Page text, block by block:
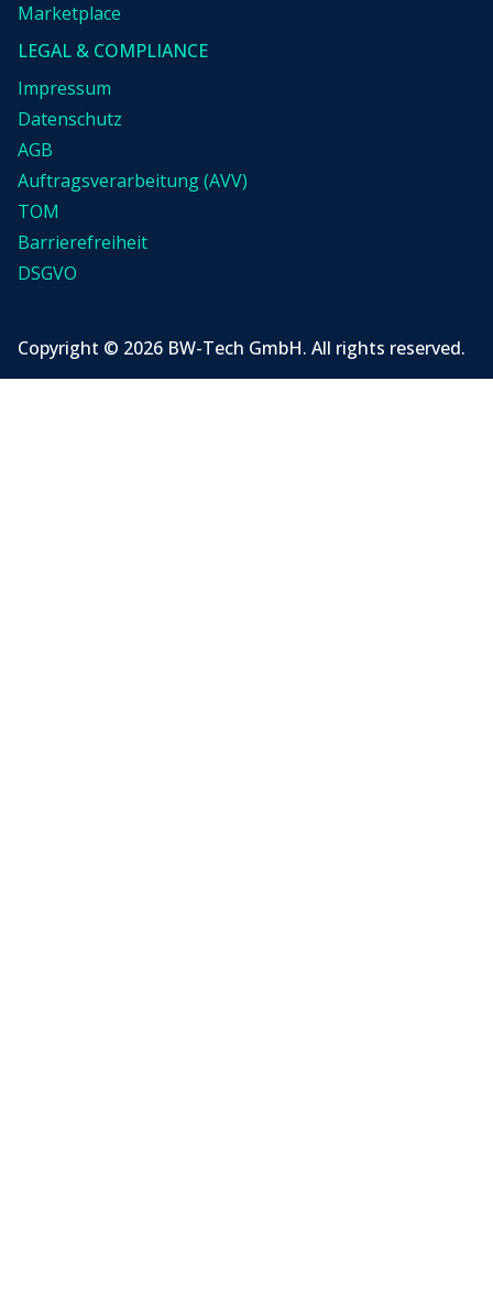
Marketplace
LEGAL & COMPLIANCE
Impressum
Datenschutz
AGB
Auftragsverarbeitung (AVV)
TOM
Barrierefreiheit
DSGVO
Copyright © 2026 BW-Tech GmbH. All rights reserved.